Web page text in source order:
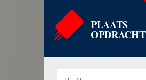
PLAATS
OPDRACHT